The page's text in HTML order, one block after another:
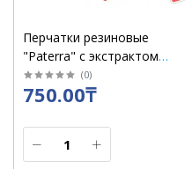
Перчатки резиновые
"Paterra" с экстрактом
алоэ, р-р XL /402-418
(0)
750.00₸